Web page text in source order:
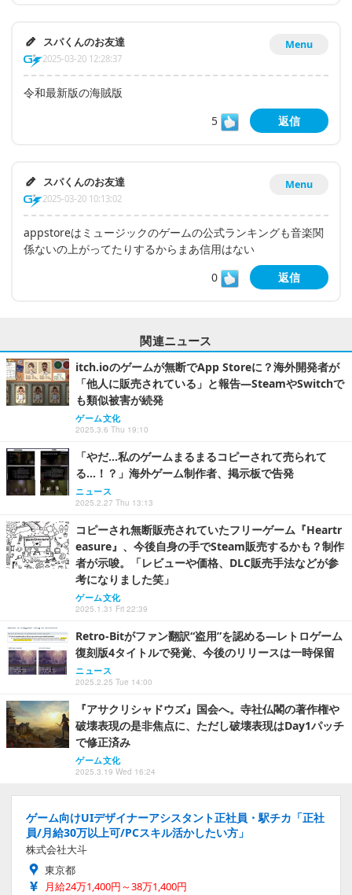
Menu
スパくんのお友達
2025-03-20 12:28:37
令和最新版の海賊版
5
返信
Menu
スパくんのお友達
2025-03-20 10:13:02
appstoreはミュージックのゲームの公式ランキングも音楽関
係ないの上がってたりするからまあ信用はない
0
返信
関連ニュース
itch.ioのゲームが無断でApp Storeに？海外開発者が
「他人に販売されている」と報告―SteamやSwitchで
も類似被害が続発
ゲーム文化
2025.3.6 Thu 19:10
「やだ…私のゲームまるまるコピーされて売られて
る…！？」海外ゲーム制作者、掲示板で告発
ニュース
2025.2.27 Thu 13:13
コピーされ無断販売されていたフリーゲーム『Heartr
easure』、今後自身の手でSteam販売するかも？制作
者が示唆。「レビューや価格、DLC販売手法などが参
考になりました笑」
ゲーム文化
2025.1.31 Fri 22:39
Retro-Bitがファン翻訳“盗用”を認める―レトロゲーム
復刻版4タイトルで発覚、今後のリリースは一時保留
ニュース
2025.2.25 Tue 14:00
『アサクリシャドウズ』国会へ。寺社仏閣の著作権や
破壊表現の是非焦点に、ただし破壊表現はDay1パッチ
で修正済み
ゲーム文化
2025.3.19 Wed 16:24
ゲーム向けUIデザイナーアシスタント正社員・駅チカ「正社
員/月給30万以上可/PCスキル活かしたい方」
株式会社大斗
東京都
月給24万1,400円～38万1,400円